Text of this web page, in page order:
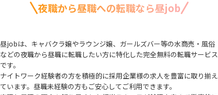
夜職から昼職への転職なら昼job
昼jobは、キャバクラ嬢やラウンジ嬢、ガールズバー等の水商売・風俗
などの夜職から昼職に転職したい方に特化した完全無料の転職サービス
です。
ナイトワーク経験者の方を積極的に採用企業様の求人を豊富に取り揃え
ています。 昼職未経験の方もご安心してご利用できます。